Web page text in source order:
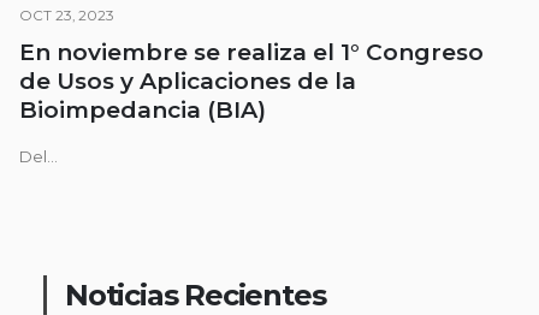
OCT 23, 2023
En noviembre se realiza el 1° Congreso
de Usos y Aplicaciones de la
Bioimpedancia (BIA)
Del...
Noticias Recientes